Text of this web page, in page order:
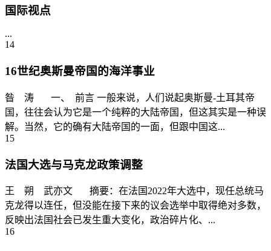
国际视点
...
14
16世纪奥斯曼帝国的海洋事业
昝 涛 一、 前言 一般来说，人们说起奥斯曼-土耳其帝
国，往往会认为它是一个纯粹的大陆帝国，但这其实是一种误
解。当然，它的确有大陆帝国的一面，但跟中国这...
15
法国大选与马克龙政策调整
王 朔 武亦文 摘要：在法国2022年大选中，现任总统马
克龙得以连任，但没能在接下来的议会选举中取得绝对多数，
反映出法国社会已发生重大变化，政治碎片化、...
16